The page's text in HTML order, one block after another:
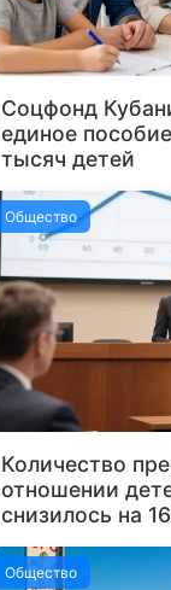
Соцфонд
единое
тысяч детей
Общество
Количество
отношении
снизилось на
Общество